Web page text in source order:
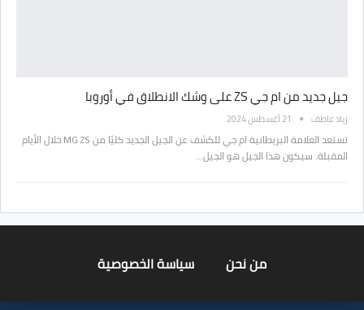
جيل جديد من ام جي ZS على وشك الانطلاق في أوروبا
زياد عاطف 21 أغسطس 2024
تستعد العلامة البريطانية ام جي للكشف عن الجيل الجديد كليًا من MG ZS خلال الأيام
المقبلة. سيكون هذا الجيل هو الجيل…
من نحن سياسة الخصوصية